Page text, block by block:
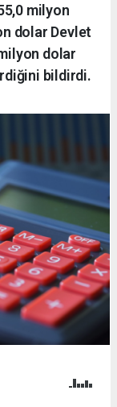
milyon
dolar Devlet
dolar
bildirdi.